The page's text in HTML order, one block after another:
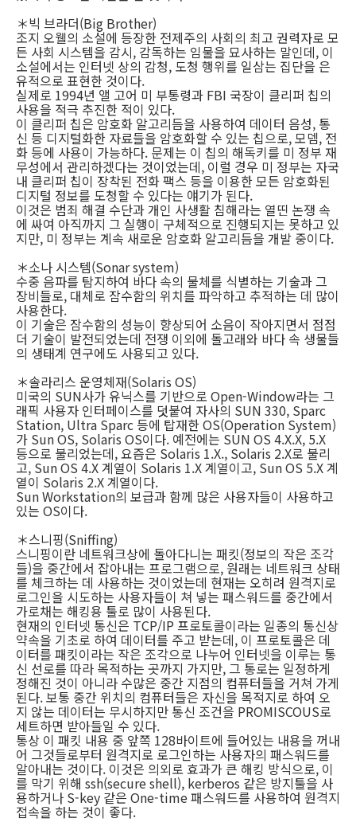
＊빅 브라더(Big Brother)
조지 오웰의 소설에 등장한 전제주의 사회의 최고 권력자로 모
든 사회 시스템을 감시, 감독하는 임물을 묘사하는 말인데, 이
소설에서는 인터넷 상의 감청, 도청 행위를 일삼는 집단을 은
유적으로 표현한 것이다.
실제로 1994년 앨 고어 미 부통령과 FBI 국장이 클리퍼 칩의
사용을 적극 추진한 적이 있다.
이 클리퍼 칩은 암호화 알고리듬을 사용하여 데이터 음성, 통
신 등 디지털화한 자료들을 암호화할 수 있는 칩으로, 모뎀, 전
화 등에 사용이 가능하다. 문제는 이 칩의 해독키를 미 정부 재
무성에서 관리하겠다는 것이었는데, 이럴 경우 미 정부는 자국
내 클리퍼 칩이 장착된 전화 팩스 등을 이용한 모든 암호화된
디지털 정보를 도청할 수 있다는 얘기가 된다.
이것은 범죄 해결 수단과 개인 사생활 침해라는 열띤 논쟁 속
에 싸여 아직까지 그 실행이 구체적으로 진행되지는 못하고 있
지만, 미 정부는 계속 새로운 암호화 알고리듬을 개발 중이다.
＊소나 시스템(Sonar system)
수중 음파를 탐지하여 바다 속의 물체를 식별하는 기술과 그
장비들로, 대체로 잠수함의 위치를 파악하고 추적하는 데 많이
사용한다.
이 기술은 잠수함의 성능이 향상되어 소음이 작아지면서 점점
더 기술이 발전되었는데 전쟁 이외에 돌고래와 바다 속 생물들
의 생태계 연구에도 사용되고 있다.
＊솔라리스 운영체재(Solaris OS)
미국의 SUN사가 유닉스를 기반으로 Open-Window라는 그
래픽 사용자 인터페이스를 덧붙여 자사의 SUN 330, Sparc
Station, Ultra Sparc 등에 탑재한 OS(Operation System)
가 Sun OS, Solaris OS이다. 예전에는 SUN OS 4.X.X, 5.X
등으로 불리었는데, 요즘은 Solaris 1.X., Solaris 2.X로 불리
고, Sun OS 4.X 계열이 Solaris 1.X 계열이고, Sun OS 5.X 계
열이 Solaris 2.X 계열이다.
Sun Workstation의 보급과 함께 많은 사용자들이 사용하고
있는 OS이다.
＊스니핑(Sniffing)
스니핑이란 네트워크상에 돌아다니는 패킷(정보의 작은 조각
들)을 중간에서 잡아내는 프로그램으로, 원래는 네트워크 상태
를 체크하는 데 사용하는 것이었는데 현재는 오히려 원격지로
로그인을 시도하는 사용자들이 쳐 넣는 패스워드를 중간에서
가로채는 해킹용 툴로 많이 사용된다.
현재의 인터넷 통신은 TCP/IP 프로토콜이라는 일종의 통신상
약속을 기초로 하여 데이터를 주고 받는데, 이 프로토콜은 데
이터를 패킷이라는 작은 조각으로 나누어 인터넷을 이루는 통
신 선로를 따라 목적하는 곳까지 가지만, 그 통로는 일정하게
정해진 것이 아니라 수많은 중간 지점의 컴퓨터들을 거쳐 가게
된다. 보통 중간 위치의 컴퓨터들은 자신을 목적지로 하여 오
지 않는 데이터는 무시하지만 통신 조건을 PROMISCOUS로
세트하면 받아들일 수 있다.
통상 이 패킷 내용 중 앞쪽 128바이트에 들어있는 내용을 꺼내
어 그것들로부터 원격지로 로그인하는 사용자의 패스워드를
알아내는 것이다. 이것은 의외로 효과가 큰 해킹 방식으로, 이
를 막기 위해 ssh(secure shell), kerberos 같은 방지툴을 사
용하거나 S-key 같은 One-time 패스워드를 사용하여 원격지
접속을 하는 것이 좋다.